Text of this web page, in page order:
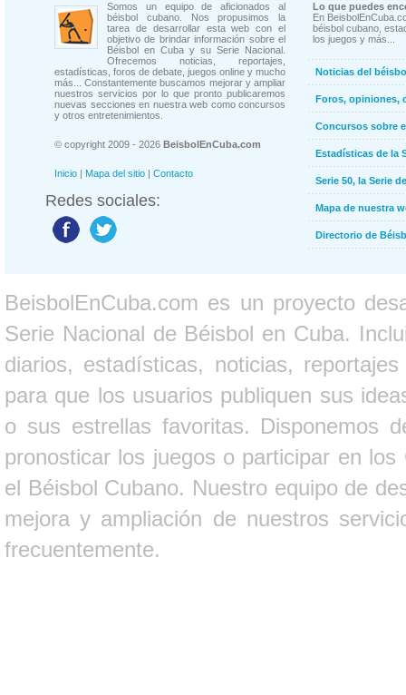
Somos un equipo de aficionados al
béisbol cubano. Nos propusimos la
tarea de desarrollar esta web con el
objetivo de brindar información sobre el
Béisbol en Cuba y su Serie Nacional.
Ofrecemos noticias, reportajes,
estadísticas, foros de debate, juegos online y mucho
más... Constantemente buscamos mejorar y ampliar
nuestros servicios por lo que pronto publicaremos
nuevas secciones en nuestra web como concursos
y otros entretenimientos.
© copyright 2009 - 2026 BeisbolEnCuba.com
Inicio | Mapa del sitio | Contacto
Redes sociales:
Lo que puedes
En
béisbol cubano,
los juegos y más...
Noticias del
Foros, opiniones,
Concursos sobre
Estadísticas de la
Serie 50, la Serie
Mapa de nuestra
Directorio de
BeisbolEnCuba.com es un proyecto
Serie Nacional de Béisbol en Cuba.
diarios, estadísticas, noticias,
para que los usuarios publiquen sus
o sus estrellas favoritas. Disponemos
pronosticar los juegos o participar en
el Béisbol Cubano. Nuestro equipo de
mejora y ampliación de nuestros
frecuentemente.